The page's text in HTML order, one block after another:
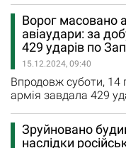
армії зруйновано
ударів виникли
удару загинув
отримала поранення
Ворог масовано
авіаудари: за
429 ударів по
15.12.2024, 09:40
Впродовж суботи, 14
армія завдала 429
Пологівського,
З реактивних
Зруйновано
наслідки